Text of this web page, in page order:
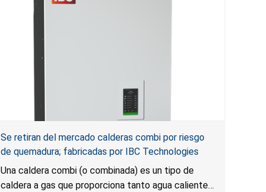
Se retiran del mercado calderas combi por riesgo
de quemadura; fabricadas por IBC Technologies
Una caldera combi (o combinada) es un tipo de
caldera a gas que proporciona tanto agua caliente